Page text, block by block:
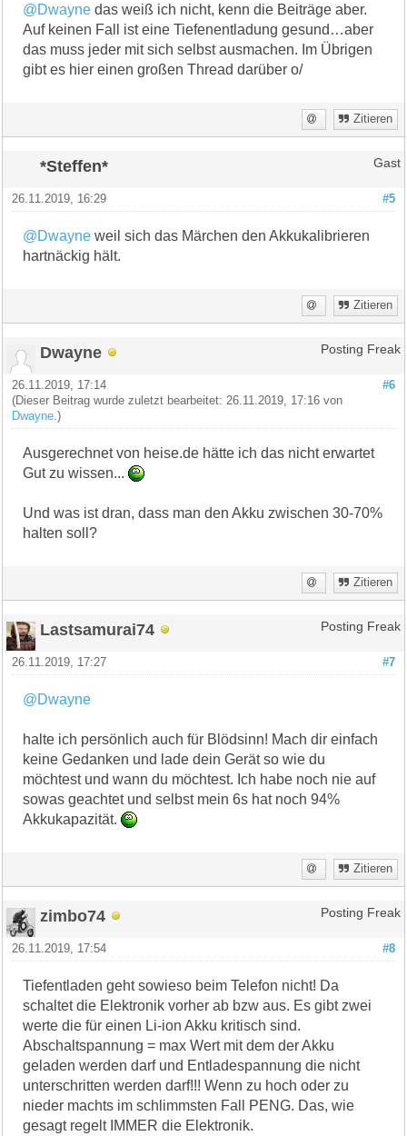
@Dwayne das weiß ich nicht, kenn die Beiträge aber.
Auf keinen Fall ist eine Tiefenentladung gesund…aber
das muss jeder mit sich selbst ausmachen. Im Übrigen
gibt es hier einen großen Thread darüber o/
Zitieren
*Steffen* Gast
#5
26.11.2019, 16:29
@Dwayne weil sich das Märchen den Akkukalibrieren
hartnäckig hält.
Zitieren
Dwayne Posting Freak
#6
26.11.2019, 17:14
(Dieser Beitrag wurde zuletzt bearbeitet: 26.11.2019, 17:16 von
Dwayne .)
Ausgerechnet von heise.de hätte ich das nicht erwartet
Gut zu wissen...
Und was ist dran, dass man den Akku zwischen 30-70%
halten soll?
Zitieren
Lastsamurai74 Posting Freak
#7
26.11.2019, 17:27
@Dwayne
halte ich persönlich auch für Blödsinn! Mach dir einfach
keine Gedanken und lade dein Gerät so wie du
möchtest und wann du möchtest. Ich habe noch nie auf
sowas geachtet und selbst mein 6s hat noch 94%
Akkukapazität.
Zitieren
zimbo74 Posting Freak
#8
26.11.2019, 17:54
Tiefentladen geht sowieso beim Telefon nicht! Da
schaltet die Elektronik vorher ab bzw aus. Es gibt zwei
werte die für einen Li-ion Akku kritisch sind.
Abschaltspannung = max Wert mit dem der Akku
geladen werden darf und Entladespannung die nicht
unterschritten werden darf!!! Wenn zu hoch oder zu
nieder machts im schlimmsten Fall PENG. Das, wie
gesagt regelt IMMER die Elektronik.